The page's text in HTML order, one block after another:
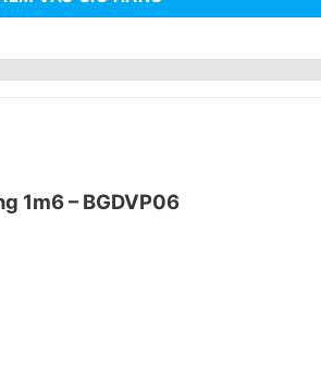
1m6 – BGDVP06